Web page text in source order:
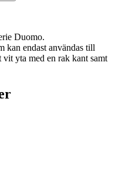
Duomo.
endast användas till
yta med en rak kant samt